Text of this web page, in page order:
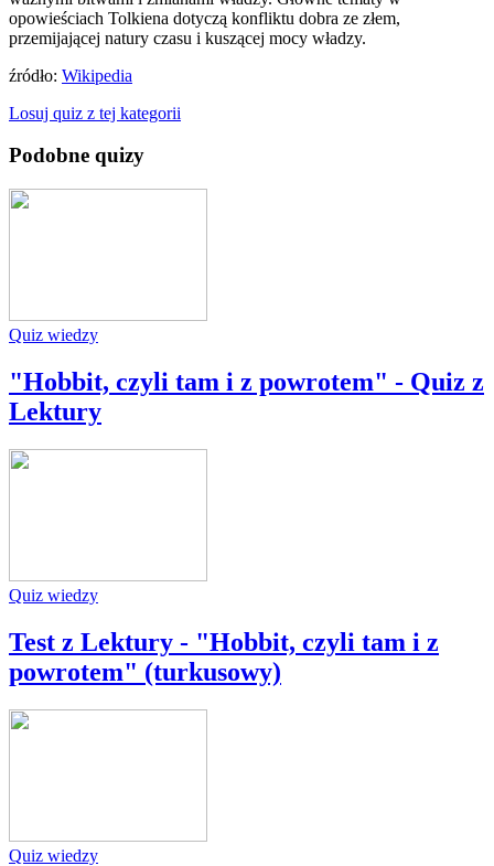
opowieściach Tolkiena dotyczą konfliktu dobra ze złem,
przemijającej natury czasu i kuszącej mocy władzy.
źródło: Wikipedia
Losuj quiz z tej kategorii
Podobne quizy
Quiz wiedzy
"Hobbit, czyli tam i z powrotem" - Quiz z
Lektury
Quiz wiedzy
Test z Lektury - "Hobbit, czyli tam i z
powrotem" (turkusowy)
Quiz wiedzy